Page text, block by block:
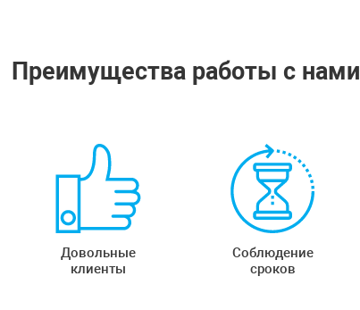
Преимущества работы с нами
Довольные
клиенты
Соблюдение
сроков